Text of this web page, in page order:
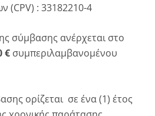
(CPV) : 33182210-4
σύμβασης ανέρχεται στο
€ συμπεριλαμβανομένου
ορίζεται σε ένα (1) έτος